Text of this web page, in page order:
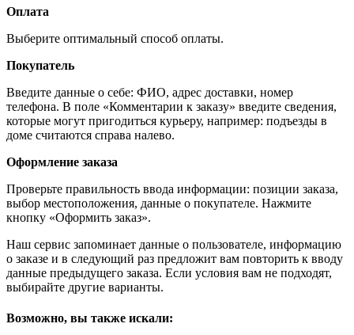
Оплата
Выберите оптимальный способ оплаты.
Покупатель
Введите данные о себе: ФИО, адрес доставки, номер
телефона. В поле «Комментарии к заказу» введите сведения,
которые могут пригодиться курьеру, например: подъезды в
доме считаются справа налево.
Оформление заказа
Проверьте правильность ввода информации: позиции заказа,
выбор местоположения, данные о покупателе. Нажмите
кнопку «Оформить заказ».
Наш сервис запоминает данные о пользователе, информацию
о заказе и в следующий раз предложит вам повторить к вводу
данные предыдущего заказа. Если условия вам не подходят,
выбирайте другие варианты.
Возможно, вы также искали: